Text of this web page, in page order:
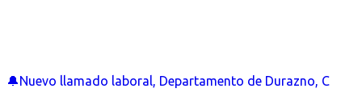
🔔Nuevo llamado laboral, Departamento de Durazno, C